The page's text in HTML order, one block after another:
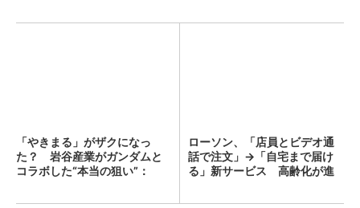
「やきまる」がザクになっ
た？ 岩谷産業がガンダムと
コラボした“本当の狙い”：
ローソン、「店員とビデオ通
話で注文」→「自宅まで届け
る」新サービス 高齢化が進